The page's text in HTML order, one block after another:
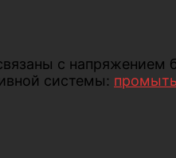
с напряжением
системы: